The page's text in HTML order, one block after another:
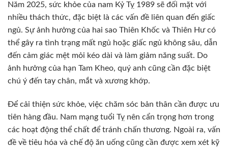
Năm 2025, sức khỏe của nam Kỷ Tỵ 1989 sẽ đối mặt với
nhiều thách thức, đặc biệt là các vấn đề liên quan đến giấc
ngủ. Sự ảnh hưởng của hai sao Thiên Khốc và Thiên Hư có
thể gây ra tình trạng mất ngủ hoặc giấc ngủ không sâu, dẫn
đến cảm giác mệt mỏi kéo dài và làm giảm năng suất. Do
ảnh hưởng của hạn Tam Kheo, quý anh cũng cần đặc biệt
chú ý đến tay chân, mắt và xương khớp.
Để cải thiện sức khỏe, việc chăm sóc bản thân cần được ưu
tiên hàng đầu. Nam mạng tuổi Tỵ nên cẩn trọng hơn trong
các hoạt động thể chất để tránh chấn thương. Ngoài ra, vấn
đề về tiêu hóa và chế độ ăn uống cũng cần được xem xét kỹ